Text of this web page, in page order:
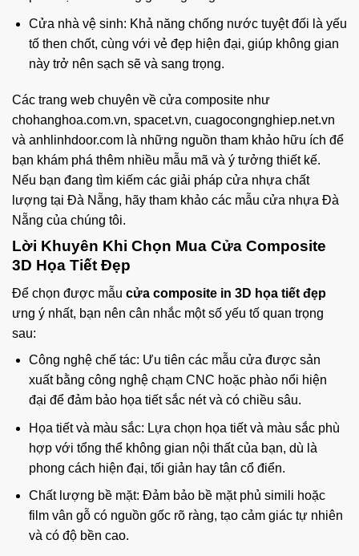
Cửa nhà vệ sinh: Khả năng chống nước tuyệt đối là yếu
tố then chốt, cùng với vẻ đẹp hiện đại, giúp không gian
này trở nên sạch sẽ và sang trọng.
Các trang web chuyên về cửa composite như
chohanghoa.com.vn, spacet.vn, cuagocongnghiep.net.vn
và anhlinhdoor.com là những nguồn tham khảo hữu ích để
bạn khám phá thêm nhiều mẫu mã và ý tưởng thiết kế.
Nếu bạn đang tìm kiếm các giải pháp cửa nhựa chất
lượng tại Đà Nẵng, hãy tham khảo các mẫu cửa nhựa Đà
Nẵng của chúng tôi.
Lời Khuyên Khi Chọn Mua Cửa Composite
3D Họa Tiết Đẹp
Để chọn được mẫu cửa composite in 3D họa tiết đẹp
ưng ý nhất, bạn nên cân nhắc một số yếu tố quan trọng
sau:
Công nghệ chế tác: Ưu tiên các mẫu cửa được sản
xuất bằng công nghệ chạm CNC hoặc phào nổi hiện
đại để đảm bảo họa tiết sắc nét và có chiều sâu.
Họa tiết và màu sắc: Lựa chọn họa tiết và màu sắc phù
hợp với tổng thể không gian nội thất của bạn, dù là
phong cách hiện đại, tối giản hay tân cổ điển.
Chất lượng bề mặt: Đảm bảo bề mặt phủ simili hoặc
film vân gỗ có nguồn gốc rõ ràng, tạo cảm giác tự nhiên
và có độ bền cao.